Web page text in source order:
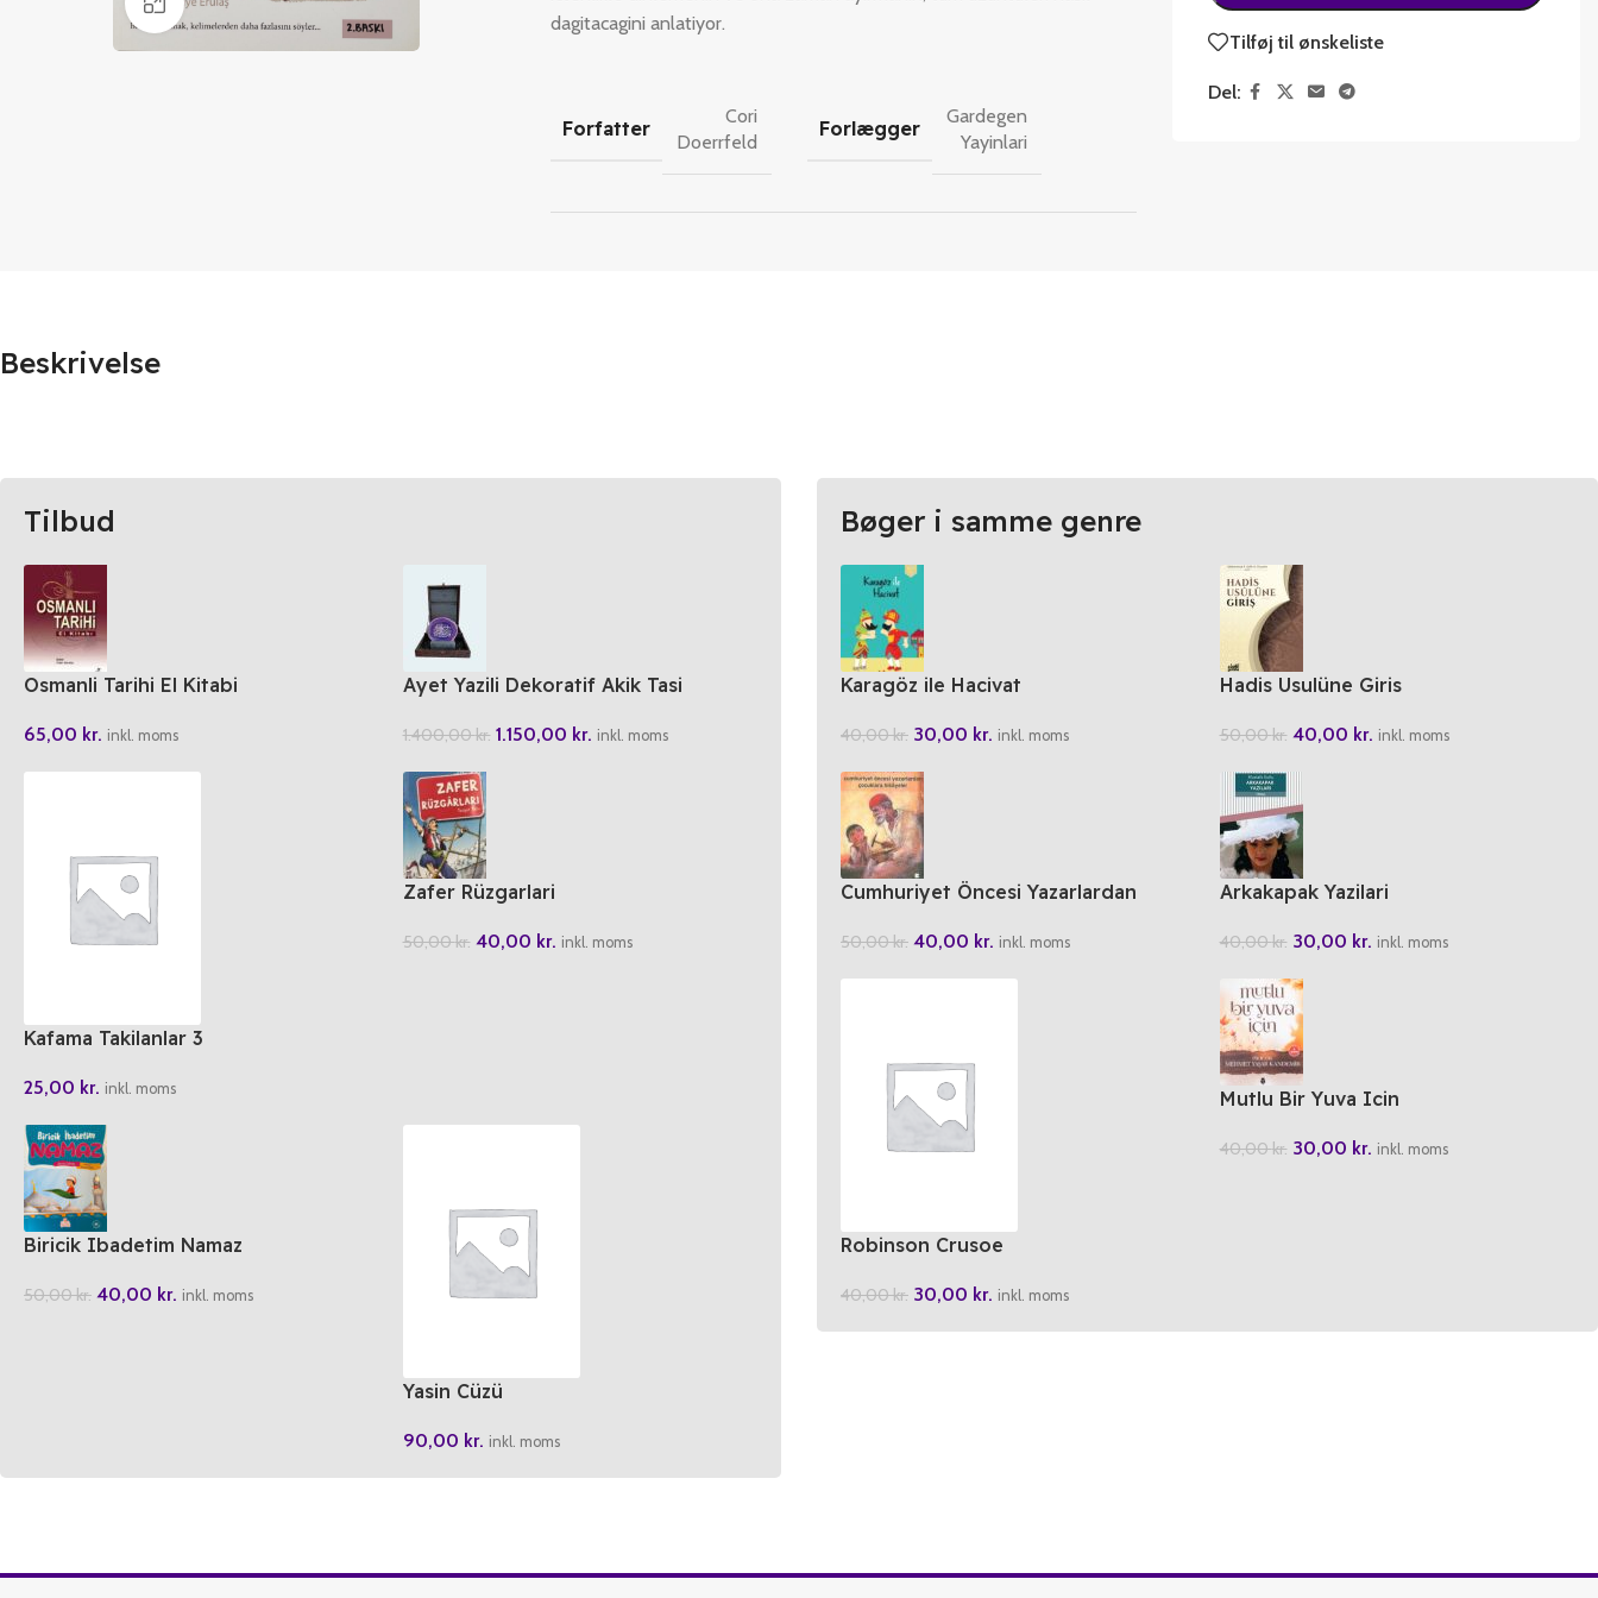
dagitacagini anlatiyor.
Forfatter
Cori
Doerrfeld
Forlægger
Gardegen
Yayinlari
Tilføj til ønskeliste
Del:
Beskrivelse
Tilbud
Osmanli Tarihi El Kitabi
65,00 kr. inkl. moms
Ayet Yazili Dekoratif Akik Tasi
1.400,00kr. 1.150,00 kr. inkl. moms
Kafama Takilanlar 3
25,00 kr. inkl. moms
Zafer Rüzgarlari
50,00kr. 40,00 kr. inkl. moms
Biricik Ibadetim Namaz
50,00kr. 40,00 kr. inkl. moms
Yasin Cüzü
90,00 kr. inkl. moms
Bøger i samme genre
Karagöz ile Hacivat
40,00kr. 30,00 kr. inkl. moms
Hadis Usulüne Giris
50,00kr. 40,00 kr. inkl. moms
Cumhuriyet Öncesi Yazarlardan
50,00kr. 40,00 kr. inkl. moms
Arkakapak Yazilari
40,00kr. 30,00 kr. inkl. moms
Robinson Crusoe
40,00kr. 30,00 kr. inkl. moms
Mutlu Bir Yuva Icin
40,00kr. 30,00 kr. inkl. moms